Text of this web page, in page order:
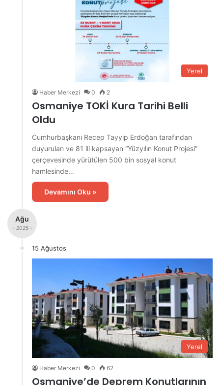
Yerel
Haber Merkezi 0 2
Osmaniye TOKİ Kura Tarihi Belli
Oldu
Cumhurbaşkanı Recep Tayyip Erdoğan tarafından
duyurulan ve 81 ili kapsayan “Yüzyılın Konut Projesi”
çerçevesinde yürütülen 500 bin sosyal konut
hamlesinde…
Devamını Oku »
Ağu
- 2025 -
15 Ağustos
Yerel
Haber Merkezi 0 62
Osmaniye’de Deprem Konutlarının